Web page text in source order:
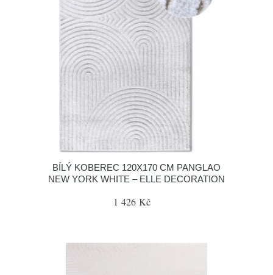
BÍLÝ KOBEREC 120X170 CM PANGLAO
NEW YORK WHITE – ELLE DECORATION
1 426 Kč